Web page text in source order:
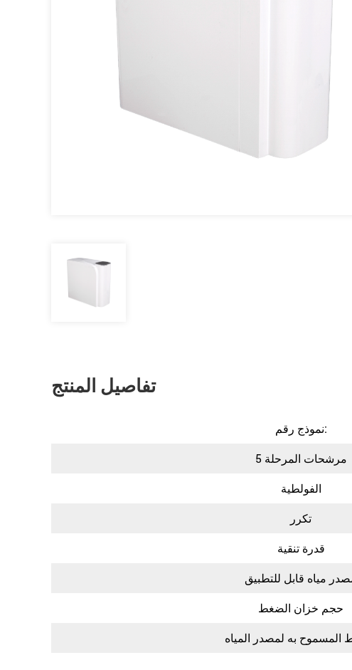
تفاصيل المنتج
نموذج رقم:
مرشحات المرحلة 5
الفولطية
تكرر
قدرة تنقية
مياه قابل للتطبيق
حجم خزان الضغط
المسموح به لمصدر المياه